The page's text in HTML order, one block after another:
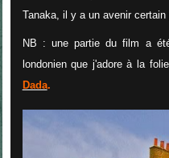
Tanaka, il y a un avenir
NB : une partie du film a
londonien que j'adore à la
Dada.